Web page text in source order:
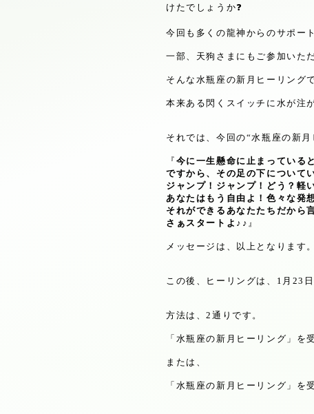
けたでしょうか❓
今回も多くの龍神からのサポー
一部、天狗さまにもご参加いた
そんな水瓶座の新月ヒーリング
本来ある閃くスイッチに水が注
それでは、今回の“水瓶座の新
『 今に一生懸命に止まっている
ですから、その足の下について
ジャンプ！ジャンプ！どう？軽
あなたはもう自由よ！色々な発
それができるあなたたちだから
さぁスタートよ ♪♪ 』
メッセージは、以上となります。
この後、ヒーリングは、 1 月 23 日
方法は、2通りです。
「水瓶座の新月ヒーリング」を
または、
「水瓶座の新月ヒーリング」を